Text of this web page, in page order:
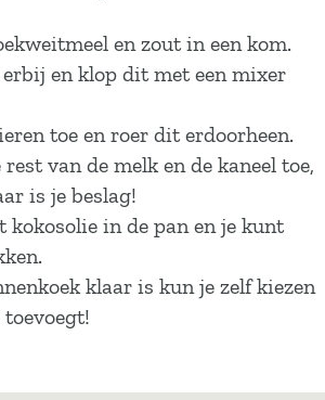
en zout in een kom.
en klop dit met een mixer
toe en roer dit erdoorheen.
rest van de melk en de kaneel toe,
is je beslag!
kokosolie in de pan en je kunt
klaar is kun je zelf kiezen